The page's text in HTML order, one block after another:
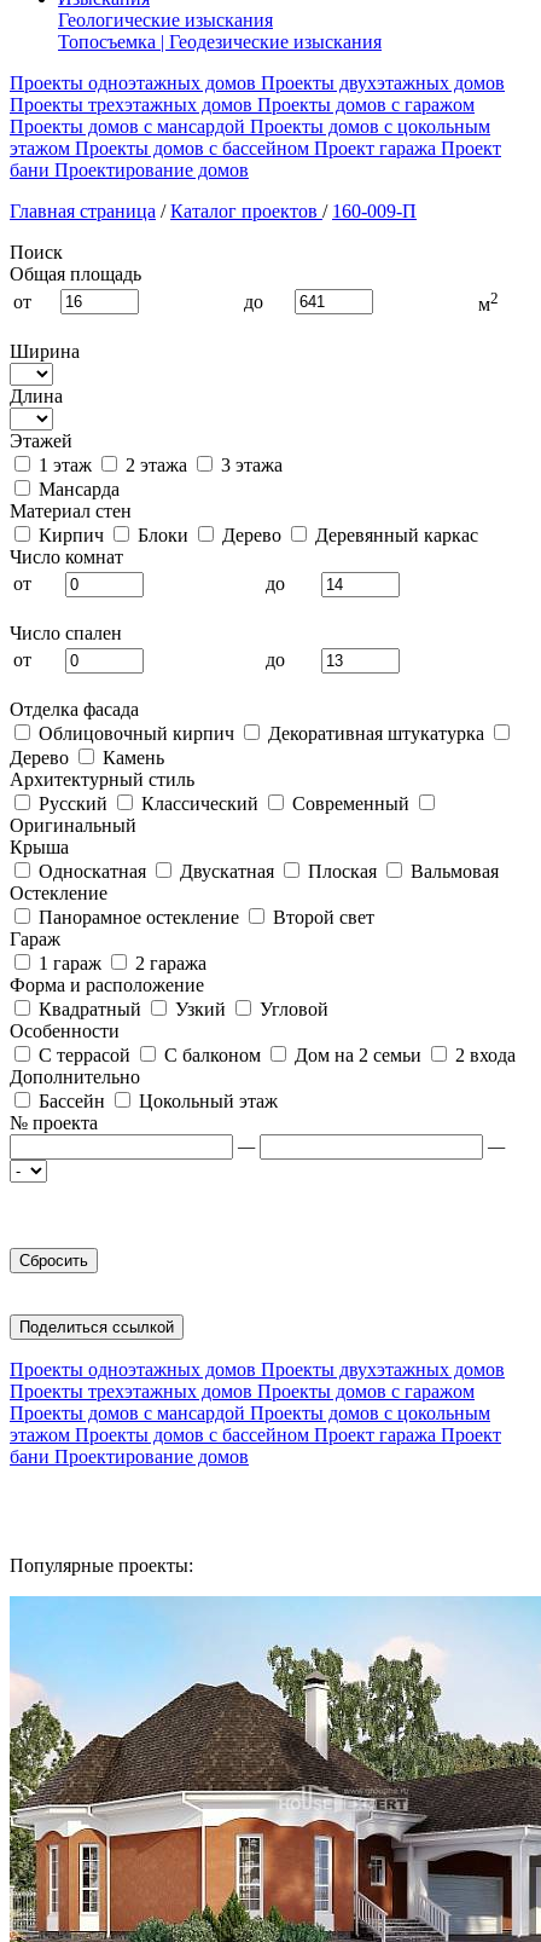
Геологические изыскания
Топосъемка | Геодезические изыскания
Проекты одноэтажных домов Проекты двухэтажных домов
Проекты трехэтажных домов Проекты домов с гаражом
Проекты домов с мансардой Проекты домов с цокольным
этажом Проекты домов с бассейном Проект гаража Проект
бани Проектирование домов
Главная страница / Каталог проектов / 160-009-П
Поиск
Общая площадь
от
до м2
Ширина
Длина
Этажей
1 этаж
2 этажа
3 этажа
Мансарда
Материал стен
Кирпич
Блоки Дерево
Деревянный каркас
Число комнат
от
до
Число спален
от
до
Отделка фасада
Облицовочный кирпич
Декоративная штукатурка
Дерево
Камень
Архитектурный стиль
Русский
Классический
Современный
Оригинальный
Крыша
Односкатная
Двускатная Плоская
Вальмовая
Остекление
Панорамное остекление
Второй свет
Гараж
1 гараж
2 гаража
Форма и расположение
Квадратный
Узкий
Угловой
Особенности
С террасой
С балконом Дом на 2 семьи
2 входа
Дополнительно
Бассейн
Цокольный этаж
№ проекта
—
—
Поделиться ссылкой
Проекты одноэтажных домов Проекты двухэтажных домов
Проекты трехэтажных домов Проекты домов с гаражом
Проекты домов с мансардой Проекты домов с цокольным
этажом Проекты домов с бассейном Проект гаража Проект
бани Проектирование домов
Популярные проекты: